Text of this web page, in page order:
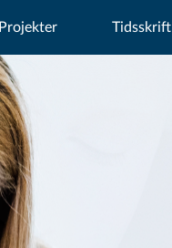
Projekter Tidsskrift